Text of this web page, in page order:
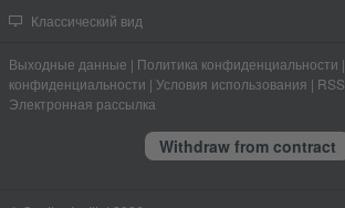
Классический вид
Выходные данные | Политика конфиденциальности |
конфиденциальности | Условия использования | RSS
Электронная рассылка
Withdraw from contract